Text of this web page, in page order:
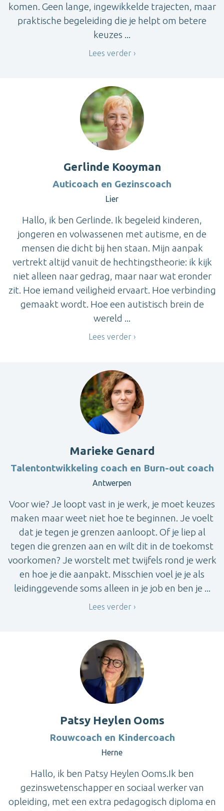
komen. Geen lange, ingewikkelde trajecten, maar
praktische begeleiding die je helpt om betere
keuzes ...
Lees verder
Gerlinde Kooyman
Auticoach en Gezinscoach
Lier
Hallo, ik ben Gerlinde. Ik begeleid kinderen,
jongeren en volwassenen met autisme, en de
mensen die dicht bij hen staan. Mijn aanpak
vertrekt altijd vanuit de hechtingstheorie: ik kijk
niet alleen naar gedrag, maar naar wat eronder
zit. Hoe iemand veiligheid ervaart. Hoe verbinding
gemaakt wordt. Hoe een autistisch brein de
wereld ...
Lees verder
Marieke Genard
Talentontwikkeling coach en Burn-out coach
Antwerpen
Voor wie? Je loopt vast in je werk, je moet keuzes
maken maar weet niet hoe te beginnen. Je voelt
dat je tegen je grenzen aanloopt. Of je liep al
tegen die grenzen aan en wilt dit in de toekomst
voorkomen? Je worstelt met twijfels rond je werk
en hoe je die aanpakt. Misschien voel je je als
leidinggevende soms alleen in je job en ben je ...
Lees verder
Patsy Heylen Ooms
Rouwcoach en Kindercoach
Herne
Hallo, ik ben Patsy Heylen Ooms.Ik ben
gezinswetenschapper en sociaal werker van
opleiding, met een extra pedagogisch diploma en